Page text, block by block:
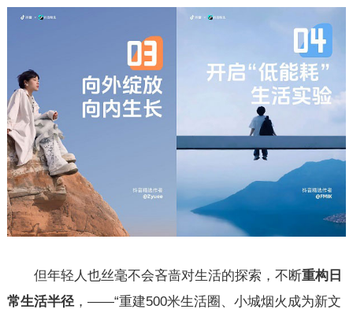
但年轻人也丝毫不会吝啬对生活的探索，不断重构日
常生活半径，——“重建500米生活圈、小城烟火成为新文